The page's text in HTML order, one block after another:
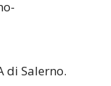
di Salerno.